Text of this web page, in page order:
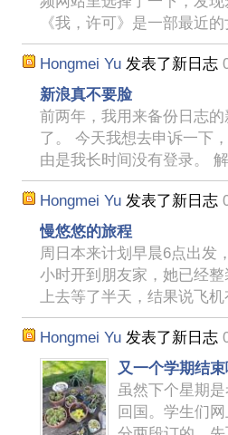
《我，许可》是一部最近
Hongmei Yu 发表了新日志
新浪真不要脸
前两年，我用来备份日志
了。 今天我想去申诉一下
由是我长时间没有登录。 解
Hongmei Yu 发表了新日志
慢悠悠的旅程
周日本来计划早晨6点出发
小时开到朋友家，她已经
上去等了半天，结果说飞机
Hongmei Yu 发表了新日志
又一个学期结
虽然下个星期
回国。学生们